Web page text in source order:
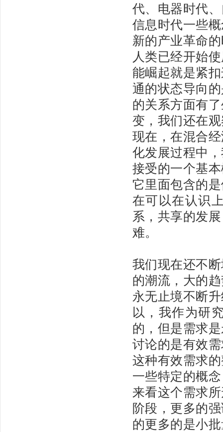
代、电器时代
信息时代一些
新的产业革命
人类已经开始
能崛起就是紧
通的状态导向
的关系方面有
变，我们还在
现在，在混合
化发展过程中
接受的一个基
它里面包含的
在可以在认识
系，共享的发
难。
我们现在还不
的潮流，大的
永无止境不断
以，我作为研
的，但是需求
讨论的是有效
这种有效需求
一些特定的概
来看这个需求
阶段，更多的
的更多的是小